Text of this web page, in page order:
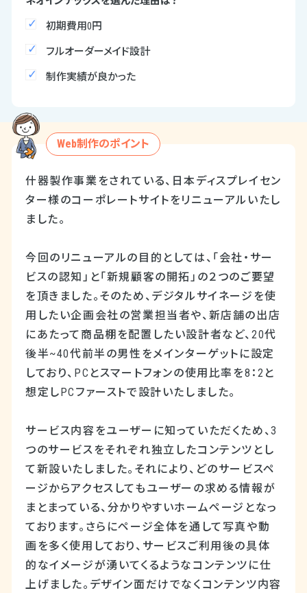
初期費用0円
フルオーダーメイド設計
制作実績が良かった
Web制作のポイント
什器製作事業をされている、日本ディスプレイセン
ター様のコーポレートサイトをリニューアルいたし
ました。
今回のリニューアルの目的としては、「会社・サー
ビスの認知」と「新規顧客の開拓」の２つのご要望
を頂きました。そのため、デジタルサイネージを使
用したい企画会社の営業担当者や、新店舗の出店
にあたって商品棚を配置したい設計者など、20代
後半~40代前半の男性をメインターゲットに設定
しており、PCとスマートフォンの使用比率を8：2と
想定しPCファーストで設計いたしました。
サービス内容をユーザーに知っていただくため、3
つのサービスをそれぞれ独立したコンテンツとし
て新設いたしました。それにより、どのサービスペ
ージからアクセスしてもユーザーの求める情報が
まとまっている、分かりやすいホームページとなっ
ております。さらにページ全体を通して写真や動
画を多く使用しており、サービスご利用後の具体
的なイメージが湧いてくるようなコンテンツに仕
上げました。デザイン面だけでなくコンテンツ内容